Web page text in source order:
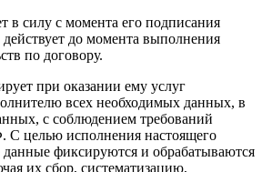
в силу с момента его подписания
до момента выполнения
по договору.
при оказании ему услуг
всех необходимых данных, в
с соблюдением требований
С целью исполнения настоящего
данные фиксируются и обрабатываются
их сбор, систематизацию,